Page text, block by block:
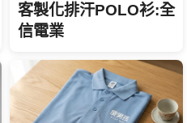
客製化排汗POLO衫:全
信電業